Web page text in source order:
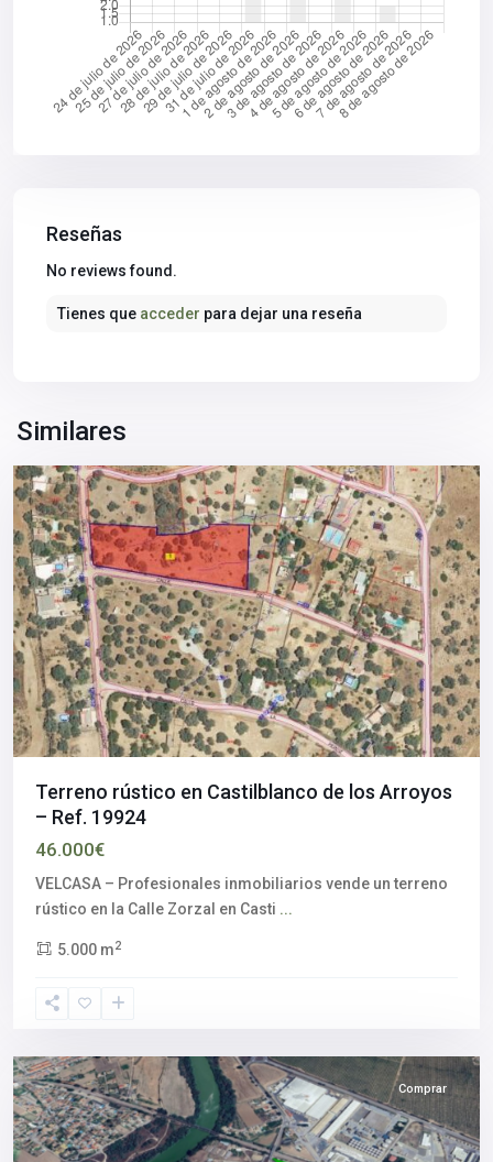
Reseñas
No reviews found.
Tienes que acceder para dejar una reseña
Similares
Sierra
Castilblanco
Sevilla
provincia
Terreno rústico en Castilblanco de los Arroyos
– Ref. 19924
46.000€
VELCASA – Profesionales inmobiliarios vende un terreno
rústico en la Calle Zorzal en Casti ...
5.000 m2
Comprar